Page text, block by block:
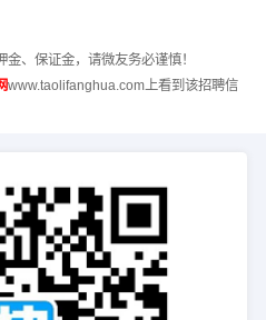
、保证金，请微友务必谨慎！
www.taolifanghua.com上看到该招聘信